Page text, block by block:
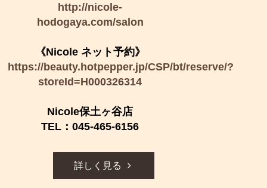
http://nicole-
hodogaya.com/salon
《Nicole ネット予約》
https://beauty.hotpepper.jp/CSP/bt/reserve/?
storeId=H000326314
Nicole保土ヶ谷店
TEL：045-465-6156
詳しく見る